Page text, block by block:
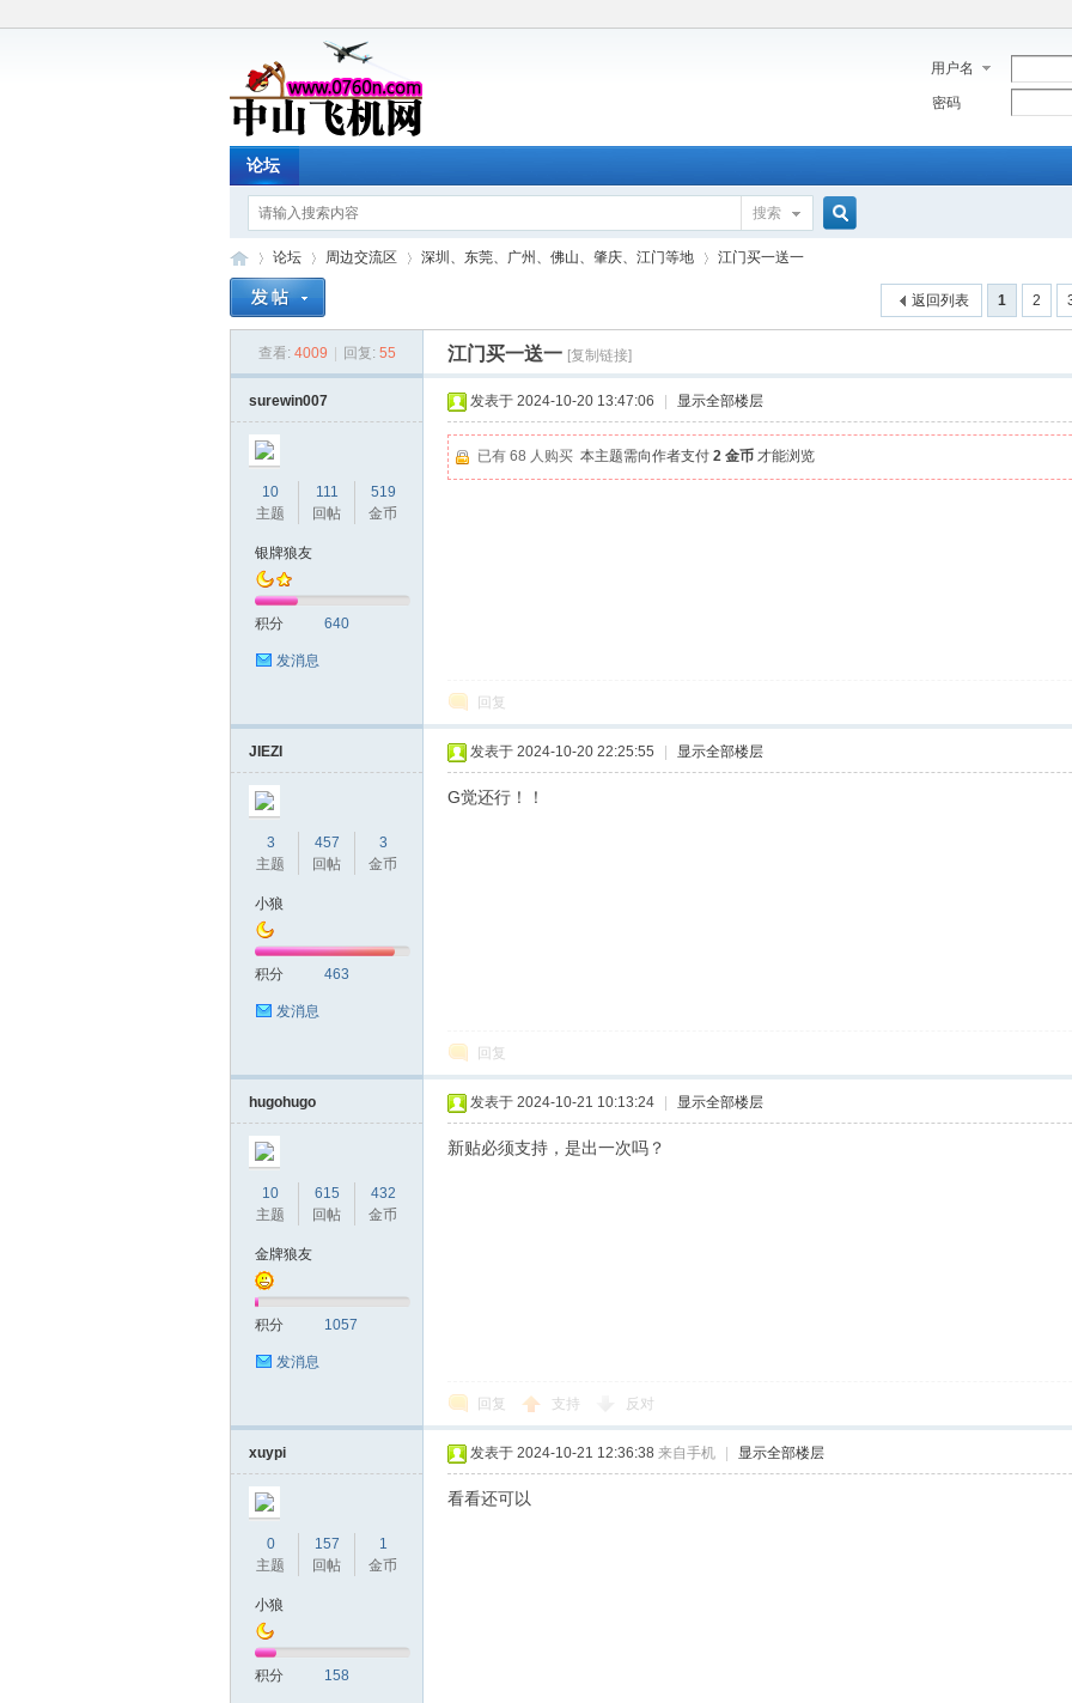
用户名
密码
论坛
搜索
机
论坛
›
周边交流区 深圳、东莞、广州、佛山、肇庆、江门等地 江门买一送一
1 2
返回列表
查看: 4009 回复: 55 江门买一送一 [复制链接]
surewin007
10
主题
111
回帖
519
金币
银牌狼友
积分 640
发消息
发表于 2024-10-20 13:47:06 显示全部楼层
已有 68 人购买 本主题需向作者支付 2 金币 才能浏览
回复
JIEZI
3
主题
457
回帖
3
金币
小狼
积分 463
发消息
发表于 2024-10-20 22:25:55 显示全部楼层
G觉还行！！
回复
hugohugo
10
主题
615
回帖
432
金币
金牌狼友
积分 1057
发消息
发表于 2024-10-21 10:13:24 显示全部楼层
新贴必须支持，是出一次吗？
回复 支持 反对
xuypi
0
主题
157
回帖
1
金币
小狼
积分 158
发表于 2024-10-21 12:36:38 来自手机 显示全部楼层
看看还可以